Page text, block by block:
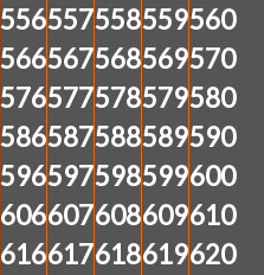
556557558559560
566567568569570
576577578579580
586587588589590
596597598599600
606607608609610
616617618619620